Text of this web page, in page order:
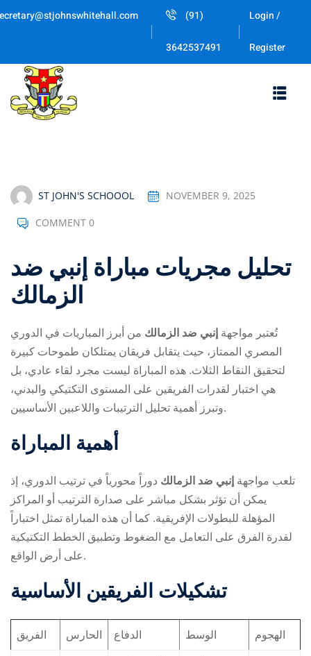
Skip
(91)
3642537491
Login /
Register
ST JOHN'S SCHOOOL NOVEMBER 9, 2025
COMMENT 0
تحليل مجريات مباراة إنبي ضد
الزمالك
تُعتبر مواجهة إنبي ضد الزمالك من أبرز المباريات في الدوري
المصري الممتاز، حيث يتقابل فريقان يمتلكان طموحات كبيرة
لتحقيق النقاط الثلاث. هذه المباراة ليست مجرد لقاء عادي، بل
هي اختبار لقدرات الفريقين على المستوى التكتيكي والبدني،
وتبرز أهمية تحليل الترتيبات واللاعبين الأساسيين.
أهمية المباراة
تلعب مواجهة إنبي ضد الزمالك دوراً محورياً في ترتيب الدوري، إذ
يمكن أن تؤثر بشكل مباشر على صدارة الترتيب أو المراكز
المؤهلة للبطولات الإفريقية. كما أن هذه المباراة تمثل اختباراً
لقدرة الفرق على التعامل مع الضغوط وتطبيق الخطط التكتيكية
على أرض الواقع.
تشكيلات الفريقين الأساسية
الفريق الحارس الدفاع الوسط الهجوم